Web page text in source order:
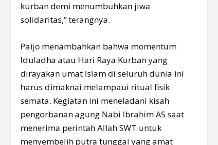
kurban demi menumbuhkan jiwa
solidaritas,” terangnya.
Paijo menambahkan bahwa momentum
Iduladha atau Hari Raya Kurban yang
dirayakan umat Islam di seluruh dunia ini
harus dimaknai melampaui ritual fisik
semata. Kegiatan ini meneladani kisah
pengorbanan agung Nabi Ibrahim AS saat
menerima perintah Allah SWT untuk
menyembelih putra tunggal yang amat